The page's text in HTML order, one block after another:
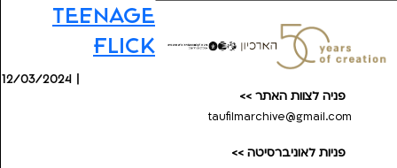
Teenage
Flick
12/03/2024 |
פניות לאוניברסיטה >>
פניה לצוות האתר >>
taufilmarchive@gmail.com